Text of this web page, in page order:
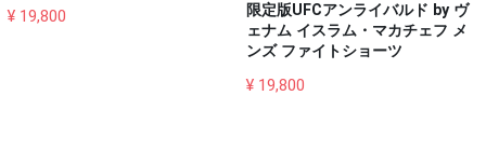
¥ 19,800
限定版UFCアンライバルド by ヴ
ェナム イスラム・マカチェフ メ
ンズ ファイトショーツ
¥ 19,800